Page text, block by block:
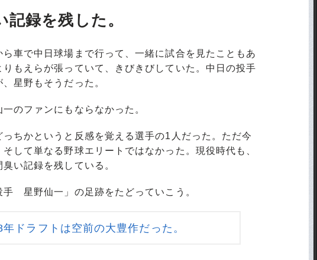
録を残した。
車で中日球場まで行って、一緒に試合を見たこともあ
もえらが張っていて、きびきびしていた。中日の投手
星野もそうだった。
のファンにもならなかった。
ちかというと反感を覚える選手の1人だった。ただ今
して単なる野球エリートではなかった。現役時代も、
い記録を残している。
星野仙一」の足跡をたどっていこう。
ドラフトは空前の大豊作だった。